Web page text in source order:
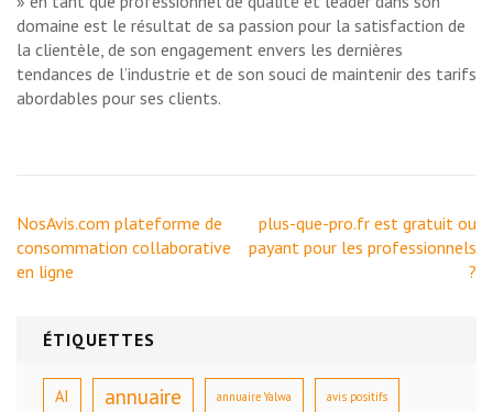
domaine est le résultat de sa passion pour la satisfaction de
la clientèle, de son engagement envers les dernières
tendances de l’industrie et de son souci de maintenir des tarifs
abordables pour ses clients.
Navigation
de
l’article
NosAvis.com plateforme de
consommation collaborative
en ligne
plus-que-pro.fr est gratuit ou
payant pour les professionnels
?
ÉTIQUETTES
AI annuaire annuaire Yalwa avis positifs